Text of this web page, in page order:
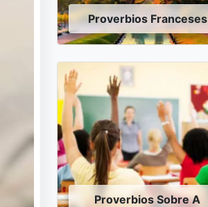
Proverbios Franceses
Proverbios Sobre A